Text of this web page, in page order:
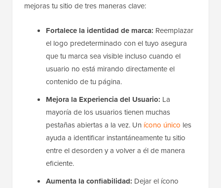
mejoras tu sitio de tres maneras clave:
Fortalece la identidad de marca: Reemplazar
el logo predeterminado con el tuyo asegura
que tu marca sea visible incluso cuando el
usuario no está mirando directamente el
contenido de tu página.
Mejora la Experiencia del Usuario: La
mayoría de los usuarios tienen muchas
pestañas abiertas a la vez. Un ícono único les
ayuda a identificar instantáneamente tu sitio
entre el desorden y a volver a él de manera
eficiente.
Aumenta la confiabilidad: Dejar el ícono